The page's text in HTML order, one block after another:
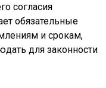
согласия
обязательные
и срокам,
для законности